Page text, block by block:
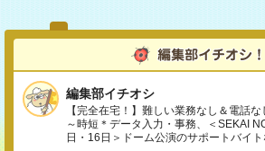
編集部イチオシ
【完全在宅！】難しい業務なし＆電話
～時短＊データ入力・事務、＜SEKAI
日・16日＞ドーム公演のサポートバイ